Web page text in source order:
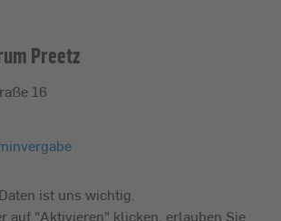
Preetz
16
ist uns wichtig.
auf "Aktivieren" klicken, erlauben Sie